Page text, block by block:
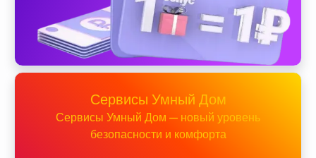
Сервисы Умный Дом
Сервисы Умный Дом — новый уровень
безопасности и комфорта